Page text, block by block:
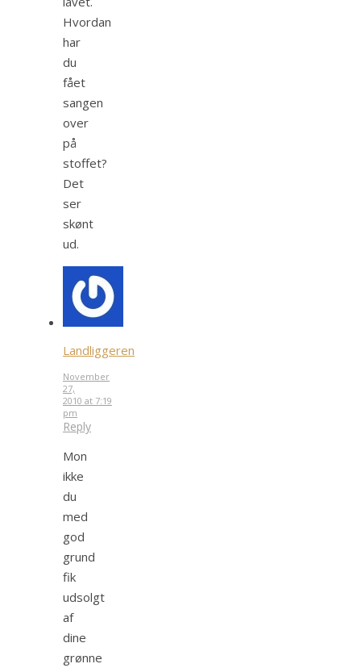
Hvordan
har
du
fået
sangen
over
på
stoffet?
Det
ser
skønt
ud.
Landliggeren
November
27,
2010 at 7:19
pm
Reply
Mon
ikke
du
med
god
grund
fik
udsolgt
af
dine
grønne